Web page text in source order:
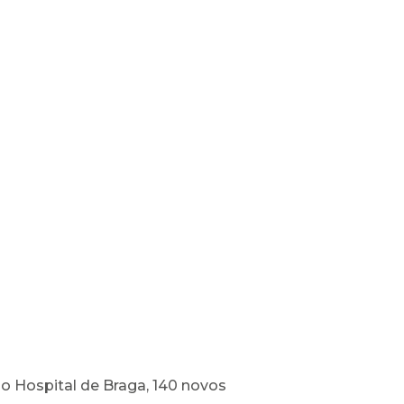
Hospital de Braga, 140 novos